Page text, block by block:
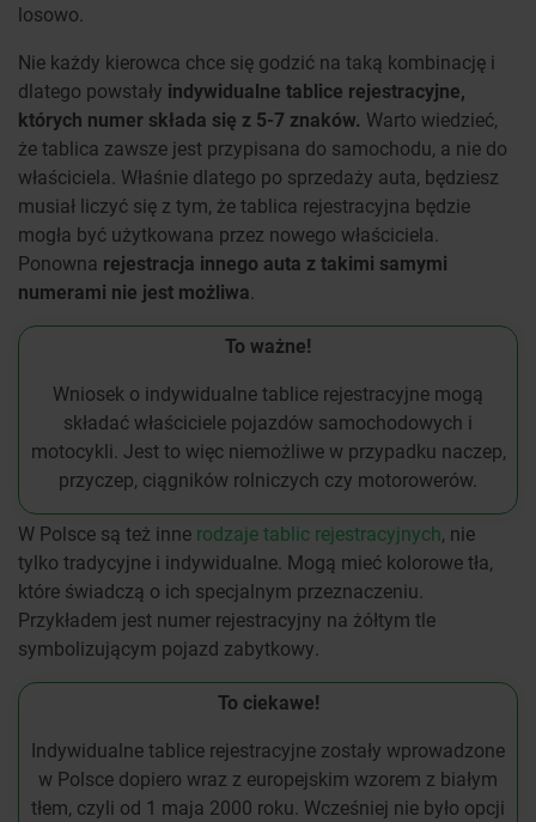
losowo.
Nie każdy kierowca chce się godzić na taką kombinację i
dlatego powstały indywidualne tablice rejestracyjne,
których numer składa się z 5-7 znaków. Warto wiedzieć,
że tablica zawsze jest przypisana do samochodu, a nie do
właściciela. Właśnie dlatego po sprzedaży auta, będziesz
musiał liczyć się z tym, że tablica rejestracyjna będzie
mogła być użytkowana przez nowego właściciela.
Ponowna rejestracja innego auta z takimi samymi
numerami nie jest możliwa.
To ważne!
Wniosek o indywidualne tablice rejestracyjne mogą
składać właściciele pojazdów samochodowych i
motocykli. Jest to więc niemożliwe w przypadku naczep,
przyczep, ciągników rolniczych czy motorowerów.
W Polsce są też inne rodzaje tablic rejestracyjnych, nie
tylko tradycyjne i indywidualne. Mogą mieć kolorowe tła,
które świadczą o ich specjalnym przeznaczeniu.
Przykładem jest numer rejestracyjny na żółtym tle
symbolizującym pojazd zabytkowy.
To ciekawe!
Indywidualne tablice rejestracyjne zostały wprowadzone
w Polsce dopiero wraz z europejskim wzorem z białym
tłem, czyli od 1 maja 2000 roku. Wcześniej nie było opcji